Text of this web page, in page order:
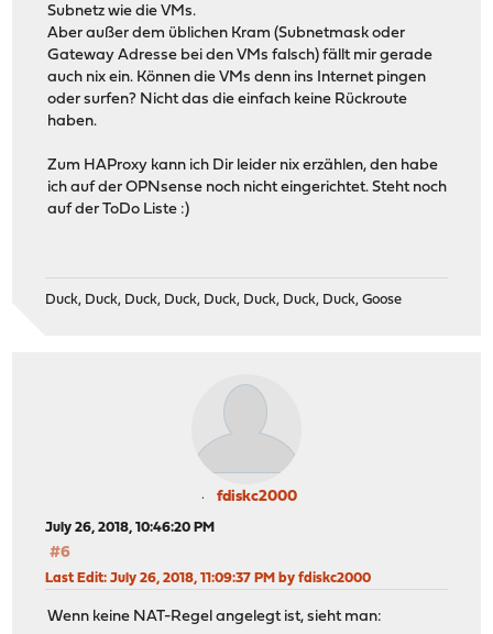
Subnetz wie die VMs.
Aber außer dem üblichen Kram (Subnetmask oder
Gateway Adresse bei den VMs falsch) fällt mir gerade
auch nix ein. Können die VMs denn ins Internet pingen
oder surfen? Nicht das die einfach keine Rückroute
haben.
Zum HAProxy kann ich Dir leider nix erzählen, den habe
ich auf der OPNsense noch nicht eingerichtet. Steht noch
auf der ToDo Liste :)
Duck, Duck, Duck, Duck, Duck, Duck, Duck, Duck, Goose
fdiskc2000
July 26, 2018, 10:46:20 PM
#6
Last Edit: July 26, 2018, 11:09:37 PM by fdiskc2000
Wenn keine NAT-Regel angelegt ist, sieht man: